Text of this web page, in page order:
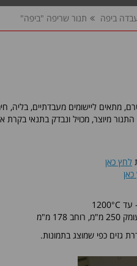
ביפה תנור שריפה "ביפה"
מתאים ליישומים מעבדתיים, בליה,
מיוצר, מכויל ונבדק בתנאי בקרת
לחץ כאן
גזים כפי שמוצג בתמונות.